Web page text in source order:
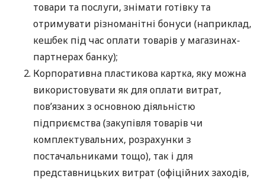
товари та послуги, знімати готівку та
отримувати різноманітні бонуси (наприклад,
кешбек під час оплати товарів у магазинах-
партнерах банку);
Корпоративна пластикова картка, яку можна
використовувати як для оплати витрат,
пов’язаних з основною діяльністю
підприємства (закупівля товарів чи
комплектувальних, розрахунки з
постачальниками тощо), так і для
представницьких витрат (офіційних заходів,